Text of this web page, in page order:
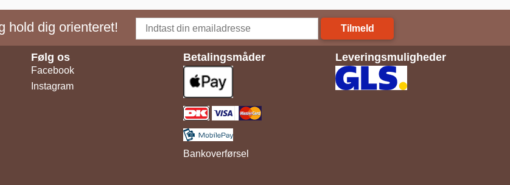
hold dig orienteret! Tilmeld
Følg os
Facebook
Instagram
Betalingsmåder
Bankoverførsel
Leveringsmuligheder